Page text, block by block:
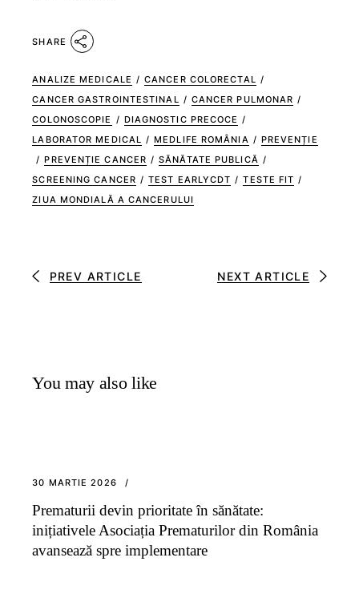
SHARE
ANALIZE MEDICALE / CANCER COLORECTAL /
CANCER GASTROINTESTINAL / CANCER PULMONAR /
COLONOSCOPIE / DIAGNOSTIC PRECOCE /
LABORATOR MEDICAL / MEDLIFE ROMÂNIA / PREVENȚIE
/ PREVENȚIE CANCER / SĂNĂTATE PUBLICĂ /
SCREENING CANCER / TEST EARLYCDT / TESTE FIT /
ZIUA MONDIALĂ A CANCERULUI
PREV ARTICLE NEXT ARTICLE
You may also like
30 MARTIE 2026
Prematurii devin prioritate în sănătate:
inițiativele Asociația Prematurilor din România
avansează spre implementare